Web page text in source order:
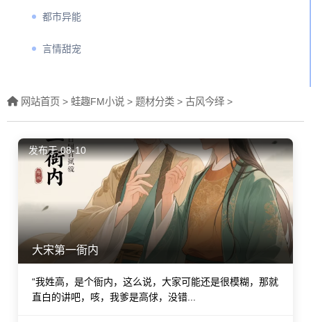
都市异能
言情甜宠
网站首页 > 蛙趣FM小说 > 题材分类 > 古风今绎 >
发布于 08-10
大宋第一衙内
“我姓高，是个衙内，这么说，大家可能还是很模糊，那就
直白的讲吧，咳，我爹是高俅，没错...